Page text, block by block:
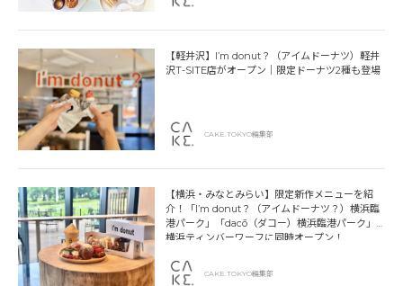
【軽井沢】I’m donut？（アイムドーナツ）軽井
沢T-SITE店がオープン｜限定ドーナツ2種も登場
CAKE.TOKYO編集部
【横浜・みなとみらい】限定新作メニューを紹
介！「I’m donut？（アイムドーナツ？）横浜臨
港パーク」「dacō（ダコー）横浜臨港パーク」
横浜ティンバーワーフに同時オープン！
CAKE.TOKYO編集部